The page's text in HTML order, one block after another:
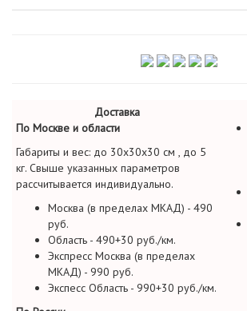
Доставка
По Москве и области
Габариты и вес: до 30х30х30 см , до 5
кг. Свыше указанных параметров
рассчитывается индивидуально.
Москва (в пределах МКАД) - 490
руб.
Область - 490+30 руб./км.
Экспресс Москва (в пределах
МКАД) - 990 руб.
Экспесс Область - 990+30 руб./км.